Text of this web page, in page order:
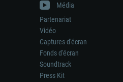
Média
Partenariat
Vidéo
Captures d'écran
Fonds d'écran
Soundtrack
Press Kit